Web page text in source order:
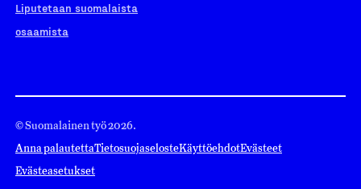
Liputetaan suomalaista
osaamista
© Suomalainen työ 2026.
Anna palautettaTietosuojaselosteKäyttöehdotEvästeet
Evästeasetukset